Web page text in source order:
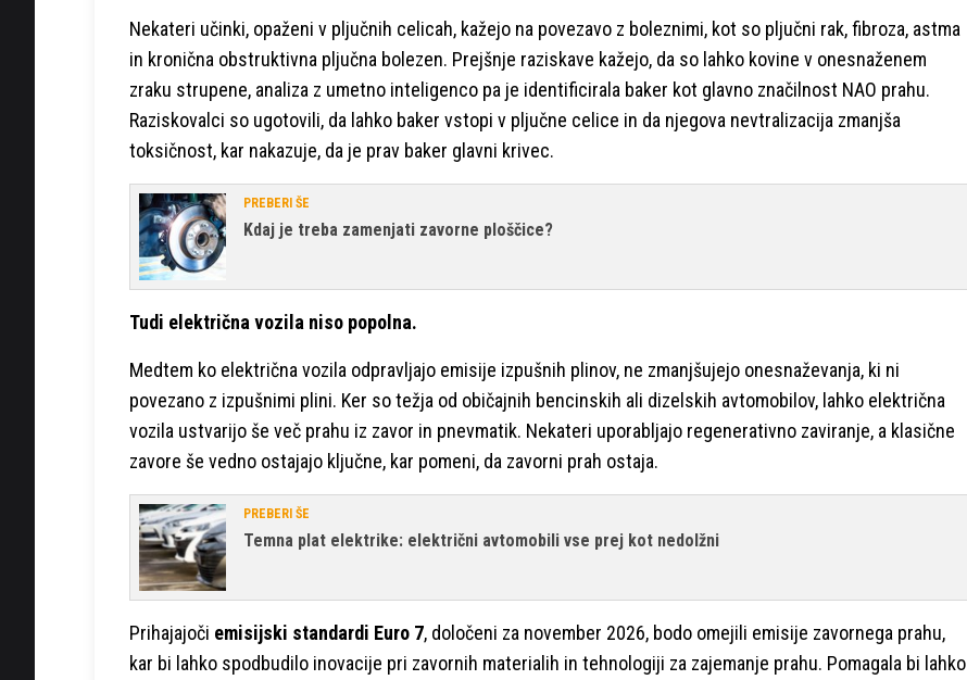
Nekateri učinki, opaženi v pljučnih celicah, kažejo na povezavo z boleznimi, kot so pljučni rak, fibroza, astma
in kronična obstruktivna pljučna bolezen. Prejšnje raziskave kažejo, da so lahko kovine v onesnaženem
zraku strupene, analiza z umetno inteligenco pa je identificirala baker kot glavno značilnost NAO prahu.
Raziskovalci so ugotovili, da lahko baker vstopi v pljučne celice in da njegova nevtralizacija zmanjša
toksičnost, kar nakazuje, da je prav baker glavni krivec.
PREBERI ŠE
Kdaj je treba zamenjati zavorne ploščice?
Tudi električna vozila niso popolna.
Medtem ko električna vozila odpravljajo emisije izpušnih plinov, ne zmanjšujejo onesnaževanja, ki ni
povezano z izpušnimi plini. Ker so težja od običajnih bencinskih ali dizelskih avtomobilov, lahko električna
vozila ustvarijo še več prahu iz zavor in pnevmatik. Nekateri uporabljajo regenerativno zaviranje, a klasične
zavore še vedno ostajajo ključne, kar pomeni, da zavorni prah ostaja.
PREBERI ŠE
Temna plat elektrike: električni avtomobili vse prej kot nedolžni
Prihajajoči emisijski standardi Euro 7, določeni za november 2026, bodo omejili emisije zavornega prahu,
kar bi lahko spodbudilo inovacije pri zavornih materialih in tehnologiji za zajemanje prahu. Pomagala bi lahko